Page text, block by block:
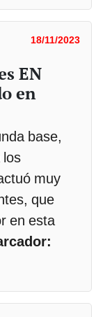
18/11/2023
EN
en
base,
los
muy
que
en esta